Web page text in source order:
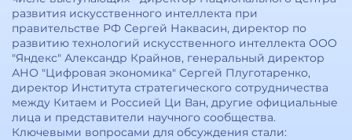
развития искусственного интеллекта при
правительстве РФ Сергей Наквасин, директор по
развитию технологий искусственного интеллекта ООО
"Яндекс" Александр Крайнов, генеральный директор
АНО "Цифровая экономика" Сергей Плуготаренко,
директор Института стратегического сотрудничества
между Китаем и Россией Ци Ван, другие официальные
лица и представители научного сообщества.
Ключевыми вопросами для обсуждения стали: